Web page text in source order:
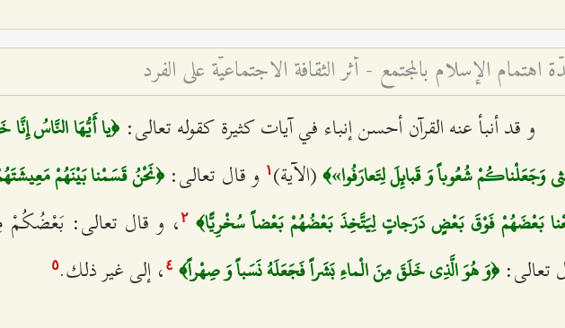
اهتمام الإسلام بالمجتمع - أثر الثقافة الاجتماعيّة على الفرد
و قد أنبأ عنه القرآن أحسن إنباء في آيات كثيرة كقوله تعالى: ﴿يا أَيُّهَا النَّاسُ
وَجَعَلْناكُمْ شُعُوباً وَ قَبائِلَ لِتَعارَفُوا»﴾(الآية) ۱ و قال تعالى: ﴿نَحْنُ قَسَمْنا بَيْنَهُمْ مَعِيشَتَهُمْ
بَعْضَهُمْ فَوْقَ بَعْضٍ دَرَجاتٍ لِيَتَّخِذَ بَعْضُهُمْ بَعْضاً سُخْرِيًّا﴾ ٢، و قال تعالى:
تعالى:﴿وَ هُوَ الَّذِي خَلَقَ مِنَ الْماءِ بَشَراً فَجَعَلَهُ نَسَباً وَ صِهْراً﴾ ٤ ، إلى غير ذلك.٥